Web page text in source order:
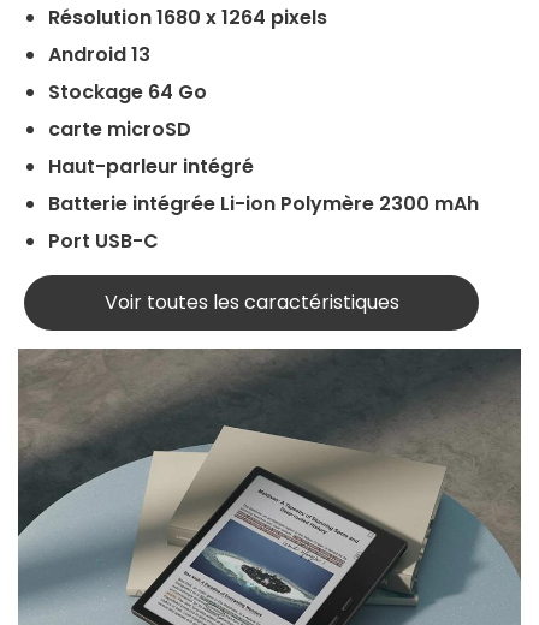
Résolution 1680 x 1264 pixels
Android 13
Stockage 64 Go
carte microSD
Haut-parleur intégré
Batterie intégrée Li-ion Polymère 2300 mAh
Port USB-C
Voir toutes les caractéristiques